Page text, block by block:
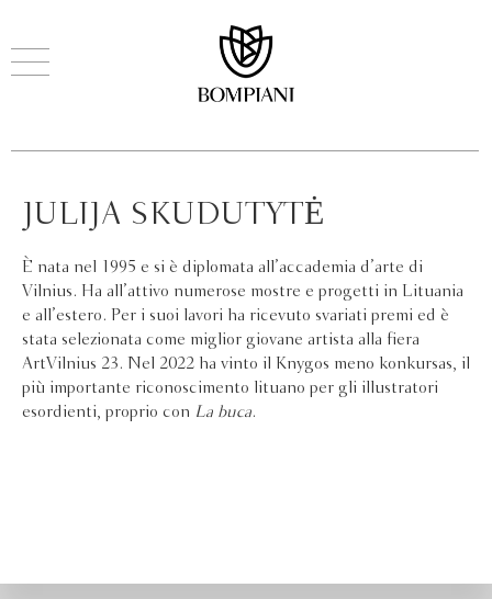
JULIJA SKUDUTYTĖ
È nata nel 1995 e si è diplomata all’accademia d’arte di
Vilnius. Ha all’attivo numerose mostre e progetti in Lituania
e all’estero. Per i suoi lavori ha ricevuto svariati premi ed è
stata selezionata come miglior giovane artista alla fiera
ArtVilnius 23. Nel 2022 ha vinto il Knygos meno konkursas, il
più importante riconoscimento lituano per gli illustratori
esordienti, proprio con La buca.